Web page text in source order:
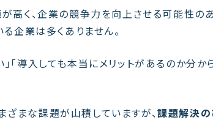
高く、企業の競争力を向上させる可能性の
企業は多くありません。
「導入しても本当にメリットがあるのか分か
まな課題が山積していますが、課題解決の